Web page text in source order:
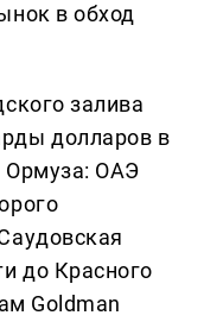
в обход
залива
долларов в
Ормуза: ОАЭ
до Красного
Goldman